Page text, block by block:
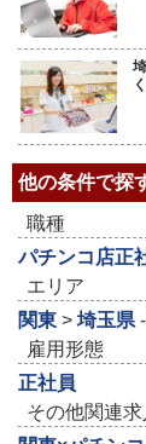
他の条件で探
職種
パチンコ店正
エリア
関東 > 埼玉県-
雇用形態
正社員
その他関連求